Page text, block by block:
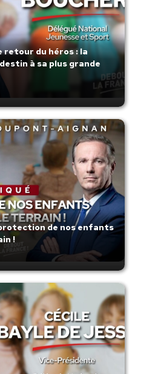
retour du héros : la
à sa plus grande
de nos enfants
!